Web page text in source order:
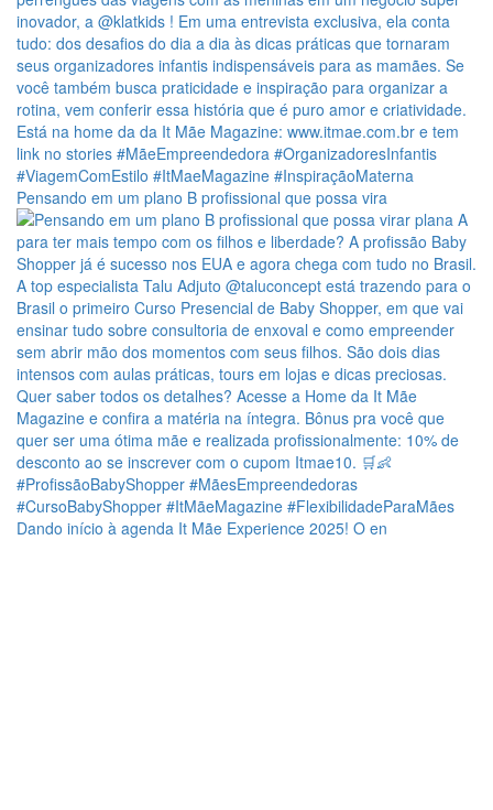
Pensando em um plano B profissional que possa vira
Dando início à agenda It Mãe Experience 2025! O en